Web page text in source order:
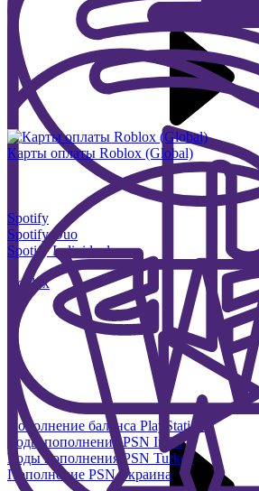
Roblox
Пополнение баланса PlayStation
Коды пополнения PSN India
Коды пополнения PSN Turkey
Пополнение PSN Украина
Spotify
Spotify Duo
Spotify Individual
Карты оплаты Roblox (Global)